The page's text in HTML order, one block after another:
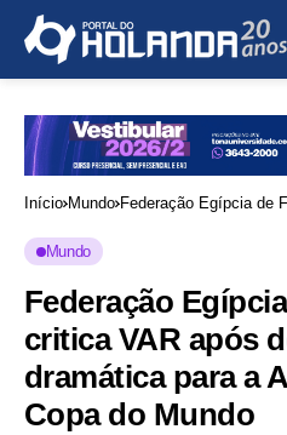
Início Mundo Federação Egípcia de
Mundo
Federação
critica VAR após
dramática para a
Copa do Mundo